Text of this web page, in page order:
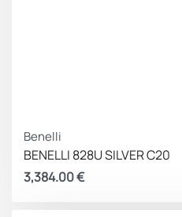
Benelli
BENELLI 828U SILVER C20
3,384.00€